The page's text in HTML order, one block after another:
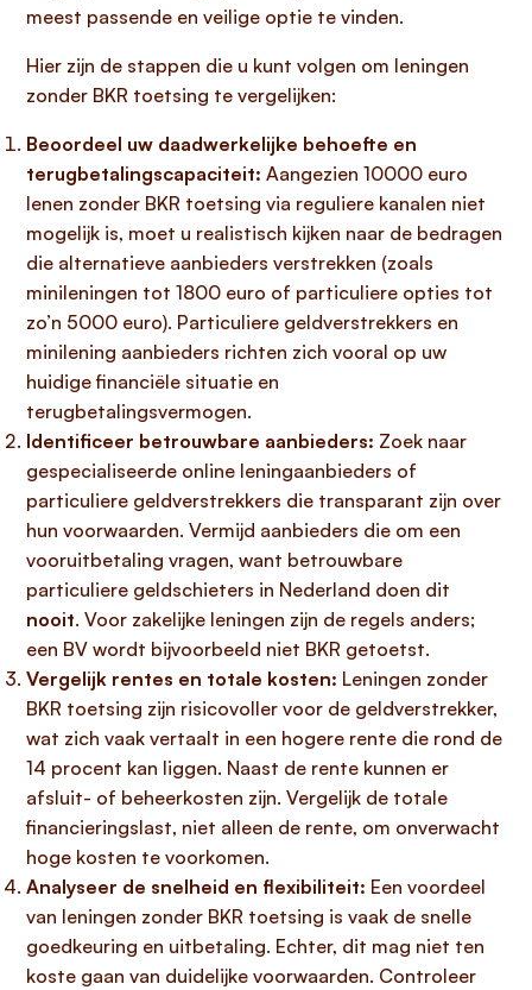
meest passende en veilige optie te vinden.
Hier zijn de stappen die u kunt volgen om leningen
zonder BKR toetsing te vergelijken:
Beoordeel uw daadwerkelijke behoefte en
terugbetalingscapaciteit: Aangezien 10000 euro
lenen zonder BKR toetsing via reguliere kanalen niet
mogelijk is, moet u realistisch kijken naar de bedragen
die alternatieve aanbieders verstrekken (zoals
minileningen tot 1800 euro of particuliere opties tot
zo’n 5000 euro). Particuliere geldverstrekkers en
minilening aanbieders richten zich vooral op uw
huidige financiële situatie en
terugbetalingsvermogen.
Identificeer betrouwbare aanbieders: Zoek naar
gespecialiseerde online leningaanbieders of
particuliere geldverstrekkers die transparant zijn over
hun voorwaarden. Vermijd aanbieders die om een
vooruitbetaling vragen, want betrouwbare
particuliere geldschieters in Nederland doen dit
nooit. Voor zakelijke leningen zijn de regels anders;
een BV wordt bijvoorbeeld niet BKR getoetst.
Vergelijk rentes en totale kosten: Leningen zonder
BKR toetsing zijn risicovoller voor de geldverstrekker,
wat zich vaak vertaalt in een hogere rente die rond de
14 procent kan liggen. Naast de rente kunnen er
afsluit- of beheerkosten zijn. Vergelijk de totale
financieringslast, niet alleen de rente, om onverwacht
hoge kosten te voorkomen.
Analyseer de snelheid en flexibiliteit: Een voordeel
van leningen zonder BKR toetsing is vaak de snelle
goedkeuring en uitbetaling. Echter, dit mag niet ten
koste gaan van duidelijke voorwaarden. Controleer